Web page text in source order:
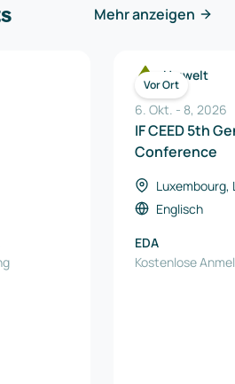
Mehr anzeigen
Vor Ort
Umwelt
6. Okt. - 8, 2026
IF CEED 5th
Conference
Luxembourg,
Englisch
EDA
Kostenlose